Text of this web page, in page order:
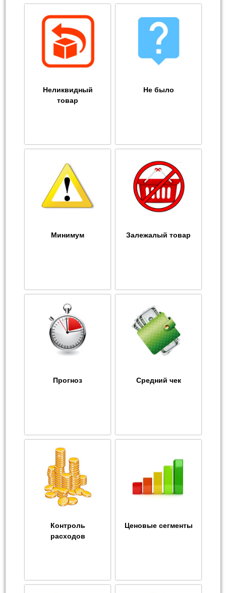
Неликвидный
товар
Не было
Минимум Залежалый товар
Прогноз Средний чек
Контроль
расходов
Ценовые сегменты